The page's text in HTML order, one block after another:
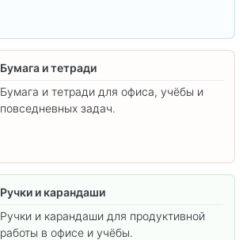
Бумага и тетради
Бумага и тетради для офиса, учёбы и
повседневных задач.
Ручки и карандаши
Ручки и карандаши для продуктивной
работы в офисе и учёбы.